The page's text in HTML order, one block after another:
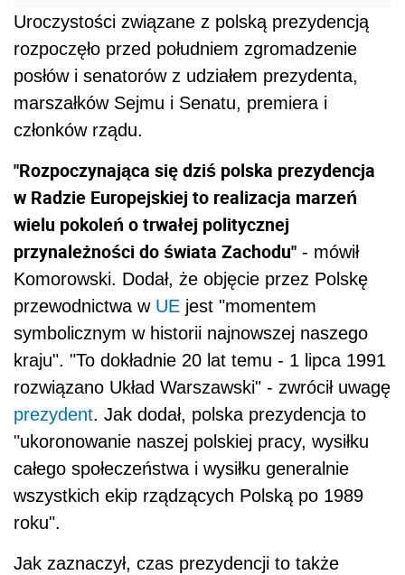
Uroczystości związane z polską prezydencją
rozpoczęło przed południem zgromadzenie
posłów i senatorów z udziałem prezydenta,
marszałków Sejmu i Senatu, premiera i
członków rządu.
"Rozpoczynająca się dziś polska prezydencja
w Radzie Europejskiej to realizacja marzeń
wielu pokoleń o trwałej politycznej
przynależności do świata Zachodu" - mówił
Komorowski. Dodał, że objęcie przez Polskę
przewodnictwa w UE jest "momentem
symbolicznym w historii najnowszej naszego
kraju". "To dokładnie 20 lat temu - 1 lipca 1991
rozwiązano Układ Warszawski" - zwrócił uwagę
prezydent. Jak dodał, polska prezydencja to
"ukoronowanie naszej polskiej pracy, wysiłku
całego społeczeństwa i wysiłku generalnie
wszystkich ekip rządzących Polską po 1989
roku".
Jak zaznaczył, czas prezydencji to także